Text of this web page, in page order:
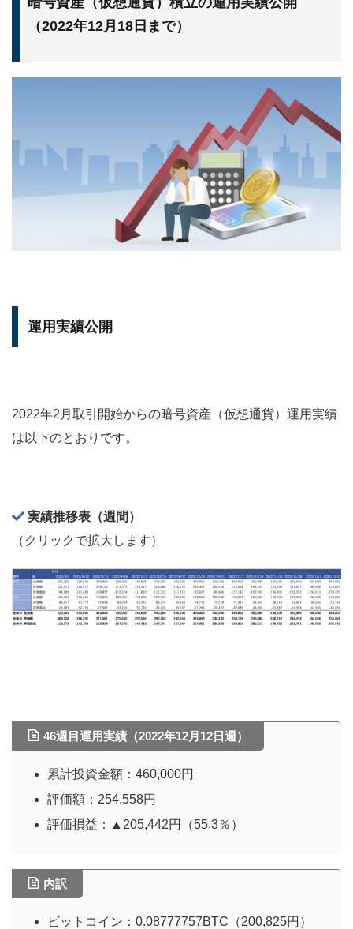
（2022年12月18日まで）
運用実績公開
2022年2月取引開始からの暗号資産（仮想通貨）運用実績
は以下のとおりです。
実績推移表（週間）
（クリックで拡大します）
46週目運用実績（2022年12月12日週）
累計投資金額：460,000円
評価額：254,558円
評価損益：▲205,442円（55.3％）
内訳
ビットコイン：0.08777757BTC（200,825円）